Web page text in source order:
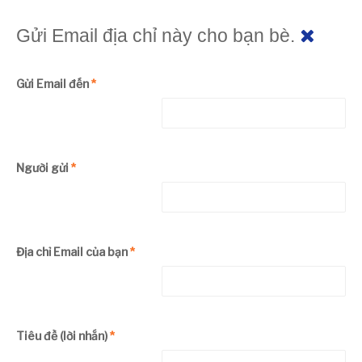
Gửi Email địa chỉ này cho bạn bè.
Gửi Email đến*
Người gửi *
Địa chỉ Email của bạn*
Tiêu đề (lời nhắn)*